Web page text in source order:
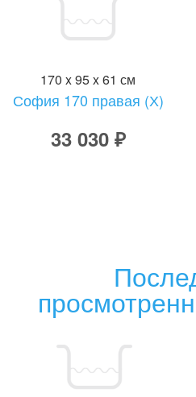
170 x 95 x 61 см
София 170 правая (Х)
33 030 ₽